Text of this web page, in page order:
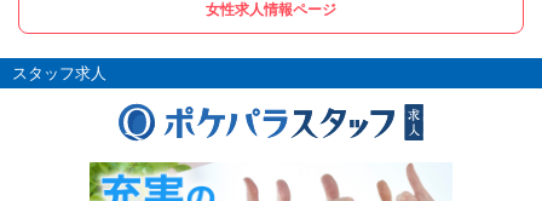
女性求人情報ページ
スタッフ求人